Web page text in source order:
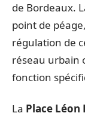
de Bordeaux.
point de
régulation de
réseau urbain
fonction
La Place